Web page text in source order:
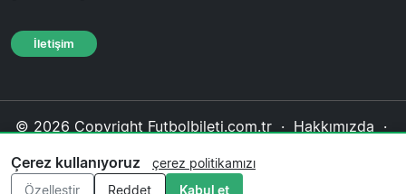
İletişim
© 2026 Copyright Futbolbileti.com.tr · Hakkımızda ·
Editoryal politika
Çerez kullanıyoruz
çerez politikamızı
Özelleştir
Reddet Kabul et